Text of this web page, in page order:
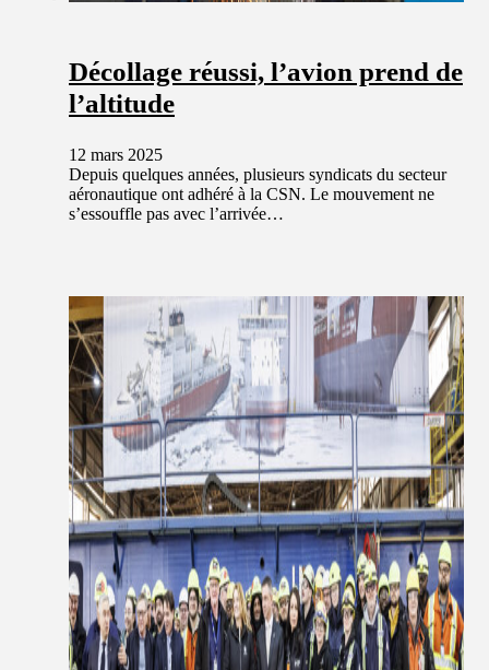
Décollage réussi, l’avion prend de
l’altitude
12 mars 2025
Depuis quelques années, plusieurs syndicats du secteur
aéronautique ont adhéré à la CSN. Le mouvement ne
s’essouffle pas avec l’arrivée…